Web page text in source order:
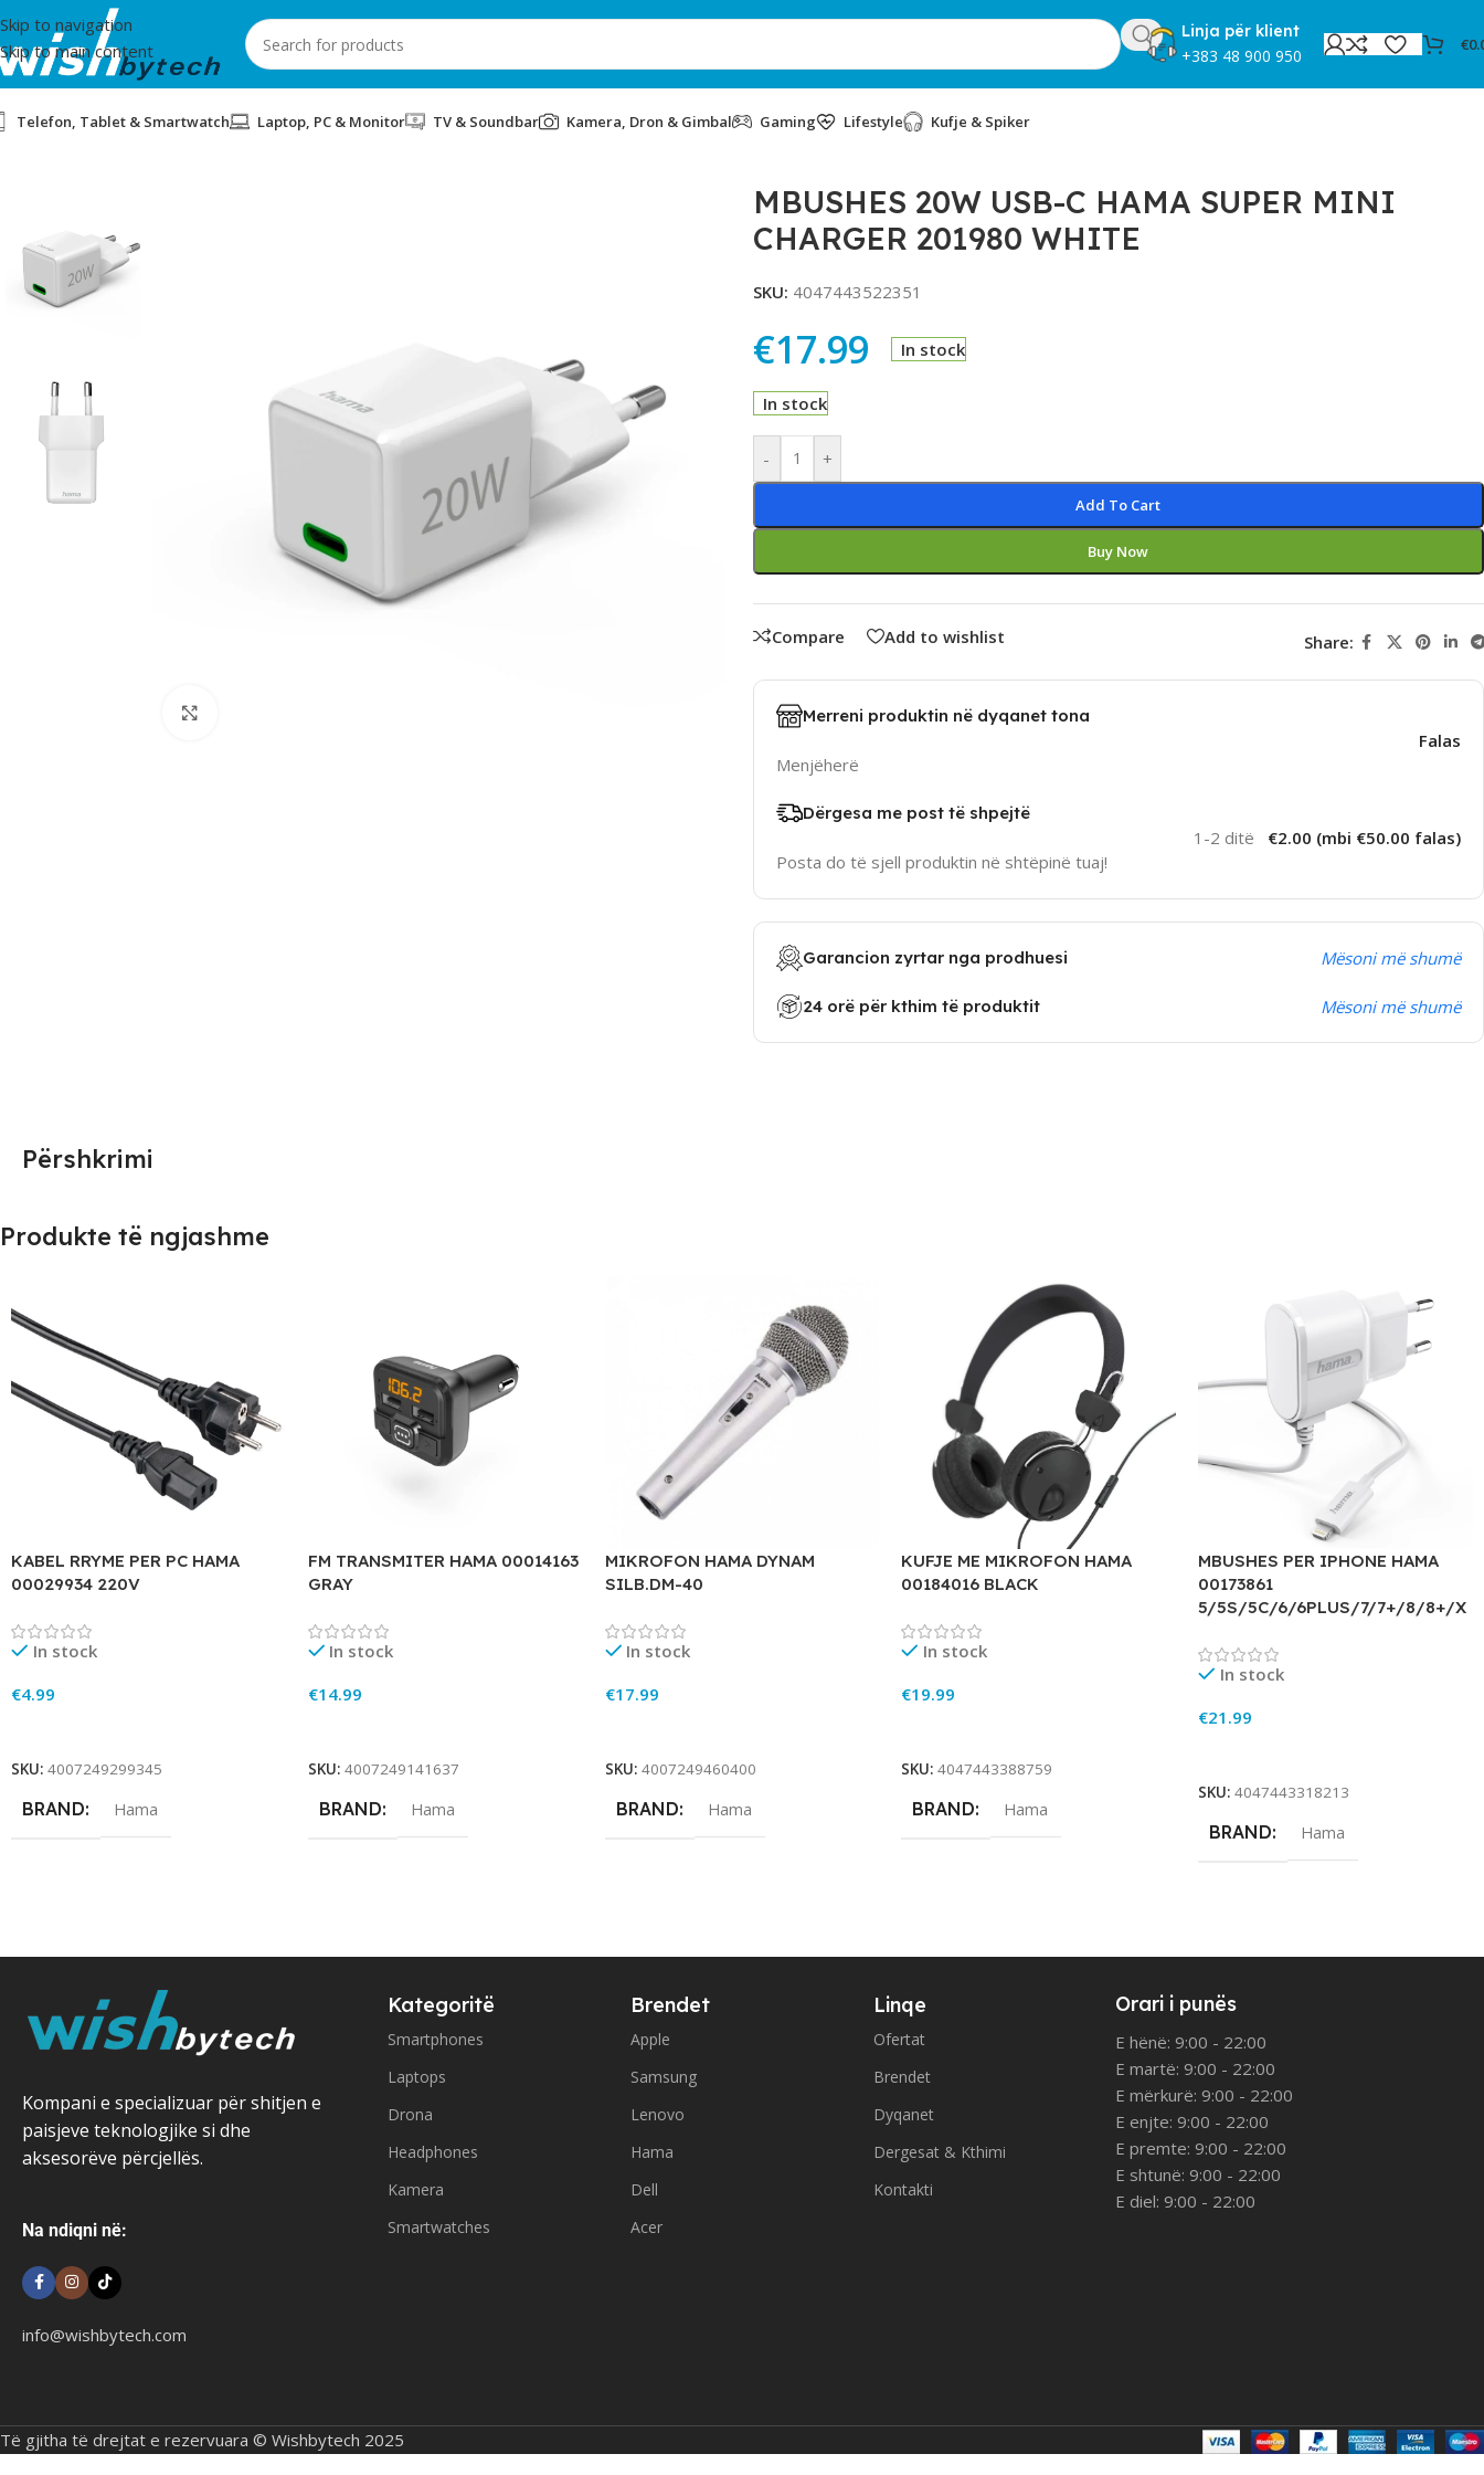
Skip to navigation
Skip to main content
Linja për klient
+383 48 900 950
€
Telefon, Tablet & Smartwatch Laptop, PC & Monitor TV & Soundbar Kamera, Dron & Gimbal Gaming Lifestyle Kufje & Spiker
MBUSHES 20W USB-C HAMA SUPER MINI
CHARGER 201980 WHITE
SKU: 4047443522351
€17.99 In stock
In stock
- +
Add To Cart
Buy Now
Alternative:
Compare Add to wishlist Share:
Merreni produktin në dyqanet tona
Menjëherë
Falas
Dërgesa me post të shpejtë
Posta do të sjell produktin në shtëpinë tuaj!
1-2 ditë €2.00 (mbi €50.00 falas)
Garancion zyrtar nga prodhuesi Mësoni më shumë
24 orë për kthim të produktit Mësoni më shumë
Përshkrimi
Produkte të ngjashme
KABEL RRYME PER PC HAMA
00029934 220V
In stock
€4.99
SKU: 4007249299345
BRAND Hama
FM TRANSMITER HAMA 00014163
GRAY
In stock
€14.99
SKU: 4007249141637
BRAND Hama
MIKROFON HAMA DYNAM
SILB.DM-40
In stock
€17.99
SKU: 4007249460400
BRAND Hama
KUFJE ME MIKROFON HAMA
00184016 BLACK
In stock
€19.99
SKU:4047443388759
BRAND Hama
MBUSHES PER IPHONE HAMA
00173861
5/5S/5C/6/6PLUS/7/7+/8/8+/X
In stock
€21.99
SKU:4047443318213
BRAND Hama
Kompani e specializuar për shitjen e
paisjeve teknologjike si dhe
aksesorëve përcjellës.
Na ndiqni në:
info@wishbytech.com
Kategoritë
Smartphones
Laptops
Drona
Headphones
Kamera
Smartwatches
Brendet
Apple
Samsung
Lenovo
Hama
Dell
Acer
Linqe
Ofertat
Brendet
Dyqanet
Dergesat & Kthimi
Kontakti
Orari i punës
E hënë: 9:00 - 22:00
E martë: 9:00 - 22:00
E mërkurë: 9:00 - 22:00
E enjte: 9:00 - 22:00
E premte: 9:00 - 22:00
E shtunë: 9:00 - 22:00
E diel: 9:00 - 22:00
Të gjitha të drejtat e rezervuara © Wishbytech 2025